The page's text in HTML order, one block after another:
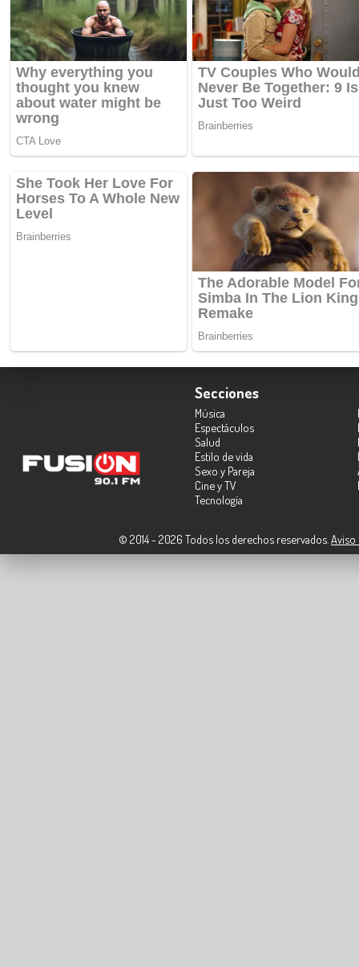
Secciones
Música
Espectáculos
Salud
Estilo de vida
Sexo y Pareja
Cine y TV
Tecnología
© 2014 - 2026 Todos los derechos reservados. Aviso